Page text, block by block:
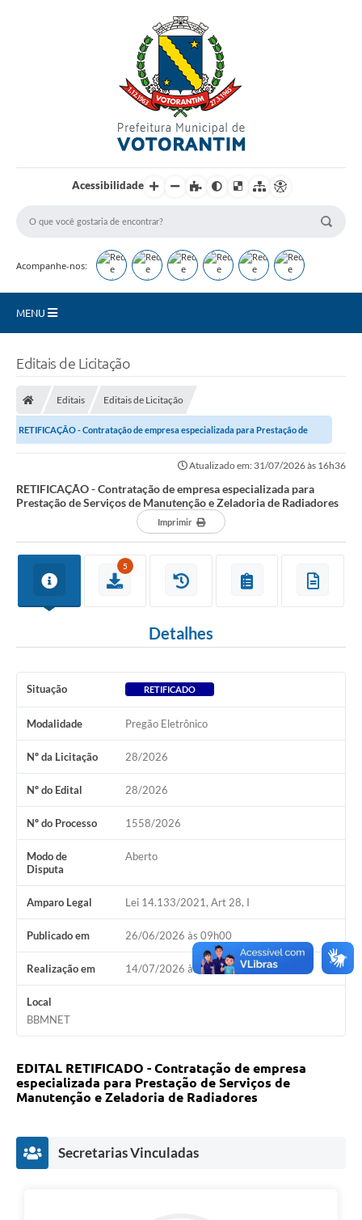
Acessibilidade
Acompanhe-nos:
MENU
Vagas PAT
Perguntas e Respostas Frequentes
Compra Direta
Pesquisa Dificuldades no Licenciamento de Empresas
Plano Municipal de Retomada das Aulas Presenciais
COVID - 19
Ouvidoria
Diário Oficial
Jornal (Edições anteriores)
Uso de Internet e Recursos de Informática
Plano Municipal de Saneamento Básico
Arquivos para Download
Galeria de Vídeos
IPTU Selo Verde
Notícias
Editais de Licitação
Editais Editais de Licitação
RETIFICAÇÃO - Contratação de empresa especializada para Prestação de
Atualizado em: 31/07/2026 às 16h36
RETIFICAÇÃO - Contratação de empresa especializada para
Prestação de Serviços de Manutenção e Zeladoria de Radiadores
Imprimir
5
Detalhes
Situação RETIFICADO
Modalidade Pregão Eletrônico
Nº da Licitação 28/2026
Nº do Edital 28/2026
Nº do Processo 1558/2026
Modo de
Disputa
Aberto
Amparo Legal Lei 14.133/2021, Art 28, I
Publicado em 26/06/2026 às 09h00
Realização em 14/07/2026 às 09h00
Local
BBMNET
EDITAL RETIFICADO - Contratação de empresa
especializada para Prestação de Serviços de
Manutenção e Zeladoria de Radiadores
Secretarias Vinculadas